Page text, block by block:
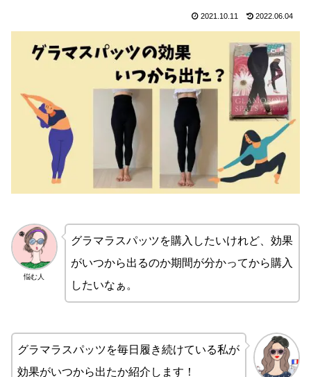
2021.10.11 2022.06.04
悩む人
グラマラスパッツを購入したいけれど、効果
がいつから出るのか期間が分かってから購入
したいなぁ。
グラマラスパッツを毎日履き続けている私が
効果がいつから出たか紹介します！